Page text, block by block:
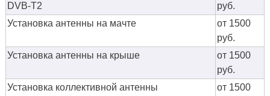
DVB-T2
руб.
Установка антенны на мачте
от 1500
руб.
Установка антенны на крыше
от 1500
руб.
Установка коллективной антенны
от 1500